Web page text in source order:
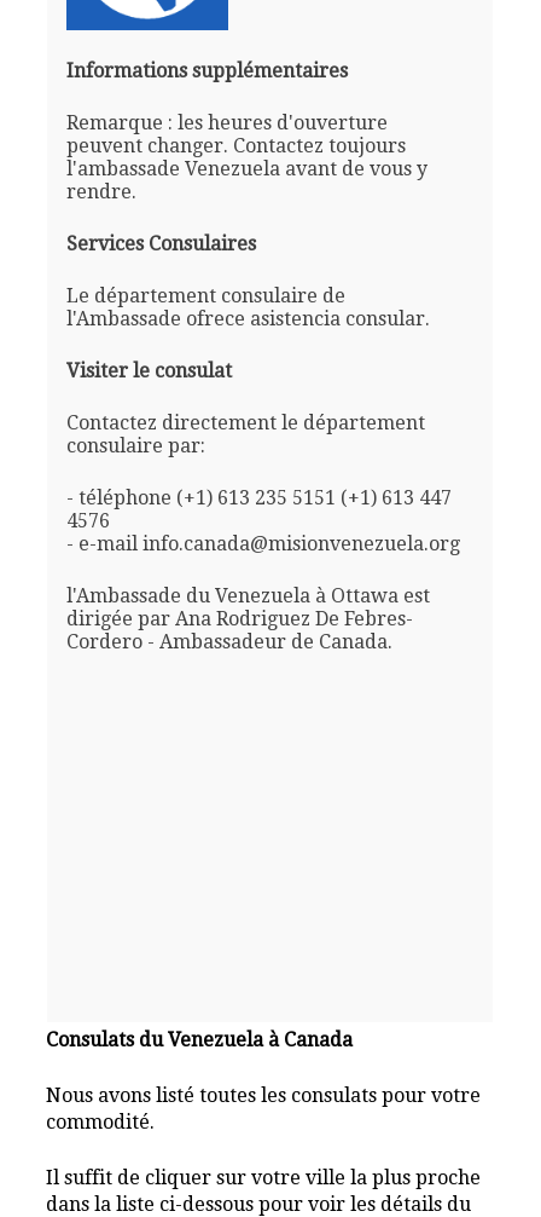
Informations supplémentaires
Remarque : les heures d'ouverture
peuvent changer. Contactez toujours
l'ambassade Venezuela avant de vous y
rendre.
Services Consulaires
Le département consulaire de
l'Ambassade ofrece asistencia consular.
Visiter le consulat
Contactez directement le département
consulaire par:
- téléphone (+1) 613 235 5151 (+1) 613 447
4576
- e-mail info.canada@misionvenezuela.org
l'Ambassade du Venezuela à Ottawa est
dirigée par Ana Rodriguez De Febres-
Cordero - Ambassadeur de Canada.
Consulats du Venezuela à Canada
Nous avons listé toutes les consulats pour votre
commodité.
Il suffit de cliquer sur votre ville la plus proche
dans la liste ci-dessous pour voir les détails du